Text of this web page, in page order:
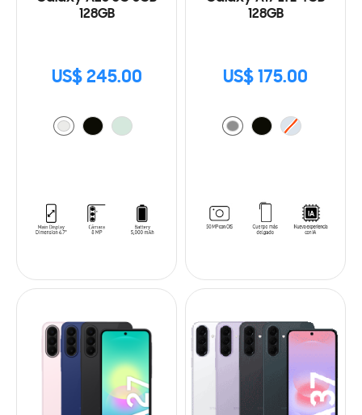
128GB
US$ 245.00
128GB
US$ 175.00